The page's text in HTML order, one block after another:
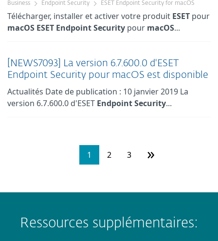
Business Endpoint Security ESET Endpoint Security for macOS
Télécharger, installer et activer votre produit ESET pour
macOS ESET EndpointSecurity pour macOS...
[NEWS7093] La version 6.7.600.0 d'ESET
Endpoint Security pour macOS est disponible
Actualités Date de publication : 10 janvier 2019 La
version 6.7.600.0 d'ESET EndpointSecurity...
1 2 3 »
Ressources supplémentaires: